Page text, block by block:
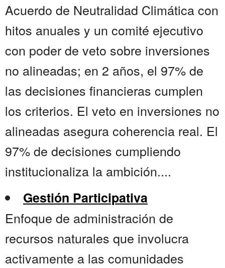
Acuerdo de Neutralidad Climática con
hitos anuales y un comité ejecutivo
con poder de veto sobre inversiones
no alineadas; en 2 años, el 97% de
las decisiones financieras cumplen
los criterios. El veto en inversiones no
alineadas asegura coherencia real. El
97% de decisiones cumpliendo
institucionaliza la ambición....
Gestión Participativa
Enfoque de administración de
recursos naturales que involucra
activamente a las comunidades